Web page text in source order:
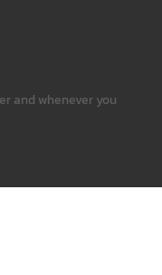
and whenever you